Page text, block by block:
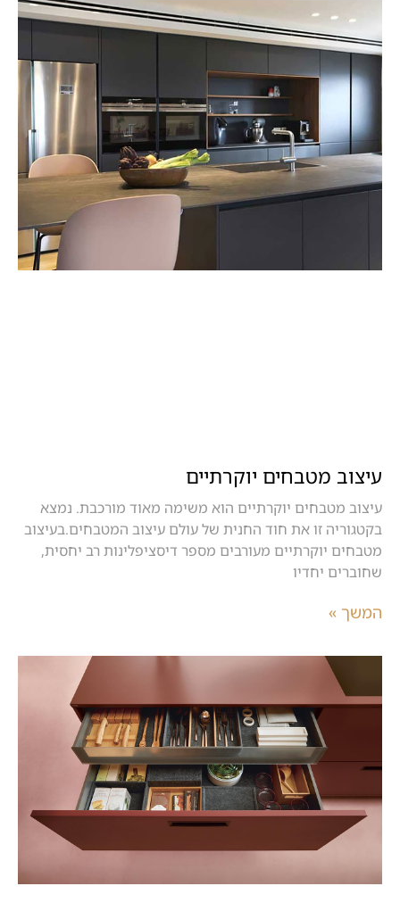
עיצוב מטבחים יוקרתיים
עיצוב מטבחים יוקרתיים הוא משימה מאוד מורכבת. נמצא
בקטגוריה זו את חוד החנית של עולם עיצוב המטבחים.בעיצוב
מטבחים יוקרתיים מעורבים מספר דיסציפלינות רב יחסית,
שחוברים יחדיו
המשך »